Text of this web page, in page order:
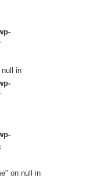
null in
on null in